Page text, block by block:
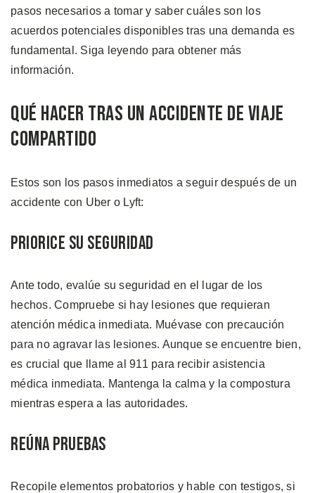
pasos necesarios a tomar y saber cuáles son los
acuerdos potenciales disponibles tras una demanda es
fundamental. Siga leyendo para obtener más
información.
Qué Hacer Tras un Accidente de Viaje
Compartido
Estos son los pasos inmediatos a seguir después de un
accidente con Uber o Lyft:
Priorice su Seguridad
Ante todo, evalúe su seguridad en el lugar de los
hechos. Compruebe si hay lesiones que requieran
atención médica inmediata. Muévase con precaución
para no agravar las lesiones. Aunque se encuentre bien,
es crucial que llame al 911 para recibir asistencia
médica inmediata. Mantenga la calma y la compostura
mientras espera a las autoridades.
Reúna Pruebas
Recopile elementos probatorios y hable con testigos, si